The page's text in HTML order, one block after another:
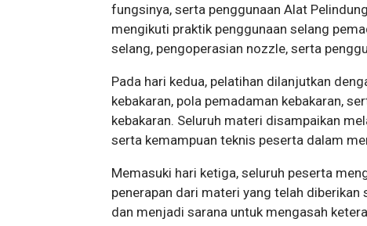
fungsinya, serta penggunaan Alat
mengikuti praktik penggunaan selang
selang, pengoperasian nozzle, serta
Pada hari kedua, pelatihan dilanjutkan
kebakaran, pola pemadaman kebakaran,
kebakaran. Seluruh materi disampaikan
serta kemampuan teknis peserta dalam
Memasuki hari ketiga, seluruh peserta
penerapan dari materi yang telah
dan menjadi sarana untuk mengasah